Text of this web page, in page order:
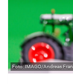
IMAGO/Andreas